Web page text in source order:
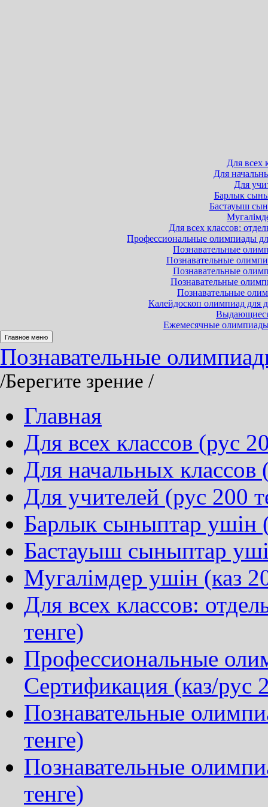
Для всех
Для
Для
Барлык
Бастауыш
Для всех классов:
Профессиональные олимпиады
Познавательные
Познавательные
Познавательные
Познавательные
Познавательные
Калейдоскоп олимпиад для
Ежемесячные
Главное меню
Познавательные
/Берегите зрение /
Главная
Для всех классов (рус
Для начальных классов
Для учителей (рус 200
Барлык сыныптар ушін
Бастауыш сыныптар
Мугалімдер ушін (каз
Для всех классов:
тенге)
Профессиональные
Сертификация (каз/рус
Познавательные
тенге)
Познавательные
тенге)